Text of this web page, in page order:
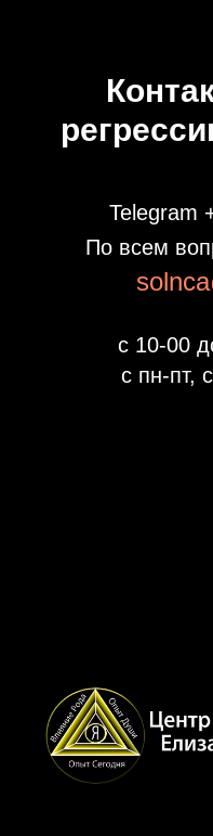
Telegram
По всем
с 10-00
с пн-пт,